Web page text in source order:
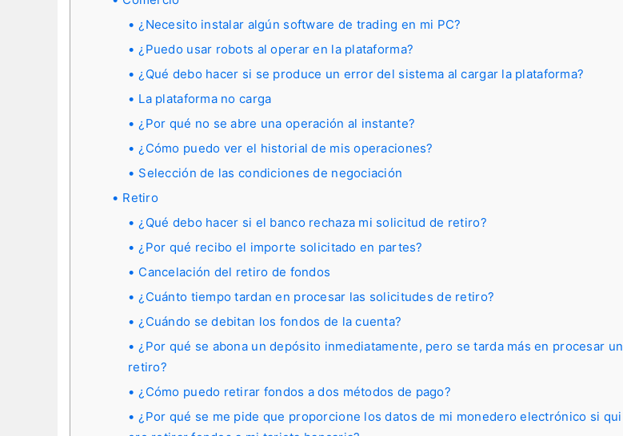
¿Necesito instalar algún software de trading en mi PC?
¿Puedo usar robots al operar en la plataforma?
¿Qué debo hacer si se produce un error del sistema al cargar la plataforma?
La plataforma no carga
¿Por qué no se abre una operación al instante?
¿Cómo puedo ver el historial de mis operaciones?
Selección de las condiciones de negociación
Retiro
¿Qué debo hacer si el banco rechaza mi solicitud de retiro?
¿Por qué recibo el importe solicitado en partes?
Cancelación del retiro de fondos
¿Cuánto tiempo tardan en procesar las solicitudes de retiro?
¿Cuándo se debitan los fondos de la cuenta?
¿Por qué se abona un depósito inmediatamente, pero se tarda más en procesar un
retiro?
¿Cómo puedo retirar fondos a dos métodos de pago?
¿Por qué se me pide que proporcione los datos de mi monedero electrónico si qui